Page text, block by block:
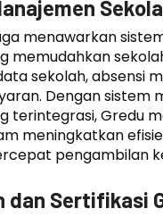
menawarkan
memudahkan
sekolah, absensi
Dengan sistem
terintegrasi, Gredu
meningkatkan
pengambilan
dan Sertifikasi